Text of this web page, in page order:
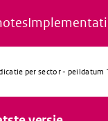
per sector - peildatum